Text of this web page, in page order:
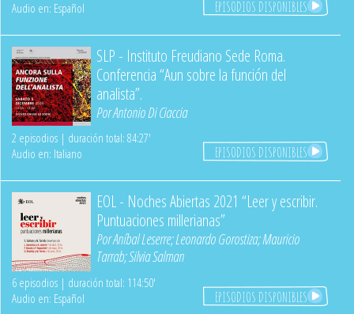
Audio en: Español
EPISODIOS DISPONIBLES
SLP - Instituto Freudiano Sede Roma.
Conferencia “Aun sobre la función del
analista”.
PorAntonio Di Ciaccia
2 episodios | duración total: 84:27'
Audio en: Italiano
EPISODIOS DISPONIBLES
EOL - Noches Abiertas 2021 “Leer y escribir.
Puntuaciones millerianas”
PorAníbal Leserre;Leonardo Gorostiza;Mauricio
Tarrab;Silvia Salman
6 episodios | duración total: 114:50'
Audio en: Español
EPISODIOS DISPONIBLES